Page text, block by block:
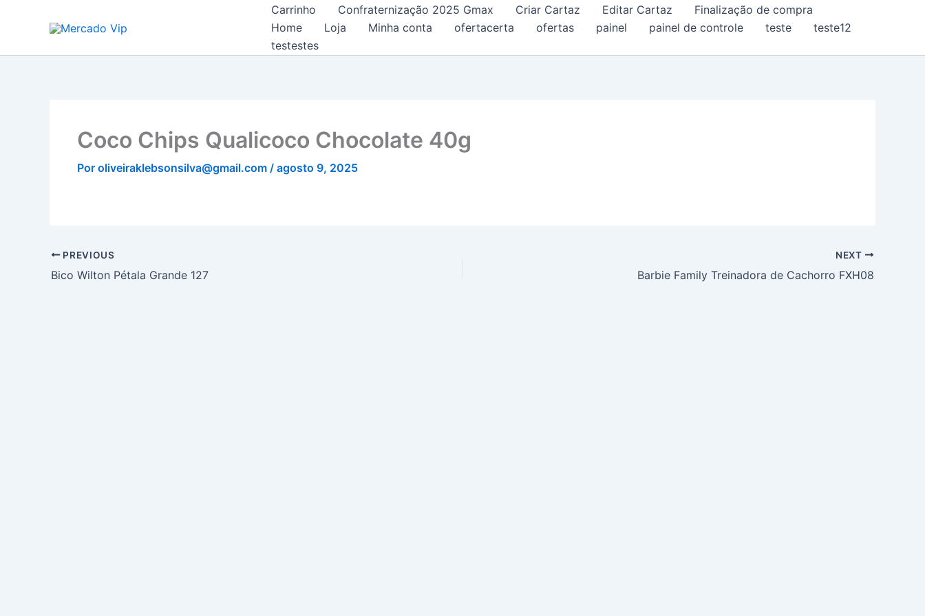
Carrinho Confraternização 2025 Gmax Criar Cartaz Editar Cartaz
Finalização de compra
Home
Loja Minha conta ofertacerta ofertas painel painel de controle teste
teste12
testestes
Coco Chips Qualicoco Chocolate 40g
Por oliveiraklebsonsilva@gmail.com / agosto 9, 2025
PREVIOUS
Bico Wilton Pétala Grande 127
NEXT
Barbie Family Treinadora de Cachorro FXH08